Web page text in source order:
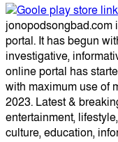
jonopodsongbad.com
portal. It has begun
investigative,
online portal has
with maximum use of
2023. Latest &
entertainment,
culture, education,